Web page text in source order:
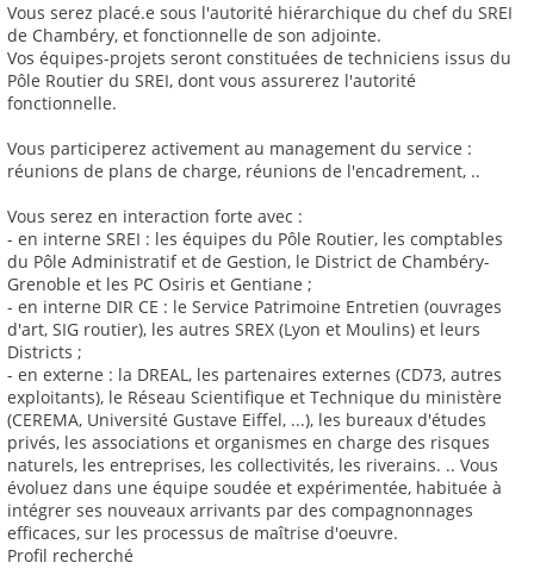
Vous serez placé.e sous l'autorité hiérarchique du chef du SREI
de Chambéry, et fonctionnelle de son adjointe.
Vos équipes-projets seront constituées de techniciens issus du
Pôle Routier du SREI, dont vous assurerez l'autorité
fonctionnelle.
Vous participerez activement au management du service :
réunions de plans de charge, réunions de l'encadrement, ..
Vous serez en interaction forte avec :
- en interne SREI : les équipes du Pôle Routier, les comptables
du Pôle Administratif et de Gestion, le District de Chambéry-
Grenoble et les PC Osiris et Gentiane ;
- en interne DIR CE : le Service Patrimoine Entretien (ouvrages
d'art, SIG routier), les autres SREX (Lyon et Moulins) et leurs
Districts ;
- en externe : la DREAL, les partenaires externes (CD73, autres
exploitants), le Réseau Scientifique et Technique du ministère
(CEREMA, Université Gustave Eiffel, ...), les bureaux d'études
privés, les associations et organismes en charge des risques
naturels, les entreprises, les collectivités, les riverains. .. Vous
évoluez dans une équipe soudée et expérimentée, habituée à
intégrer ses nouveaux arrivants par des compagnonnages
efficaces, sur les processus de maîtrise d'oeuvre.
Profil recherché